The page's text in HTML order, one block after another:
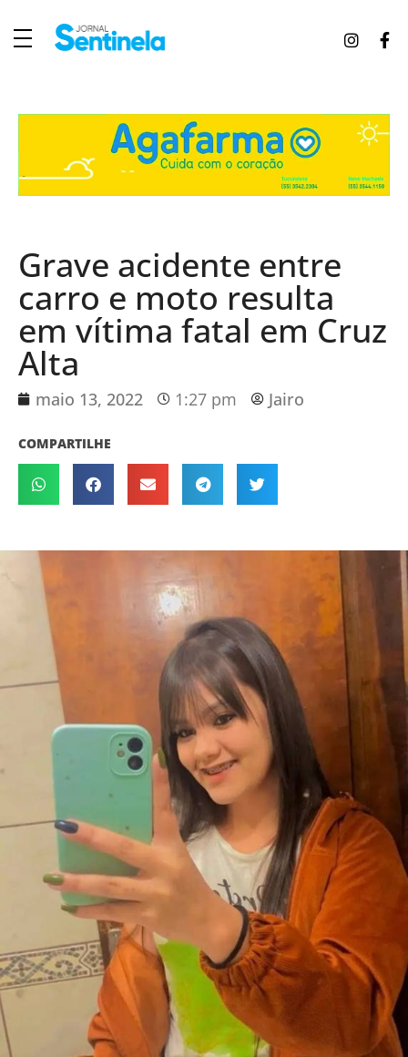
Grave acidente entre
carro e moto resulta
em vítima fatal em Cruz
Alta
maio 13, 2022 1:27 pm Jairo
COMPARTILHE